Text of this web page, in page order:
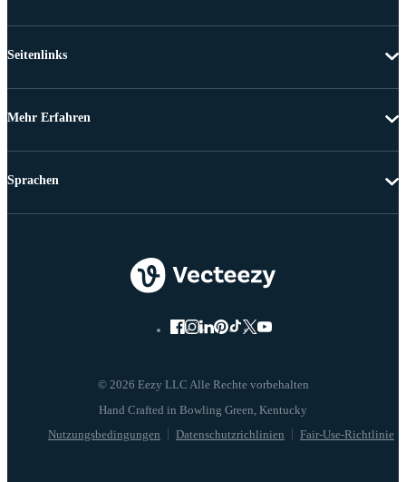
Seitenlinks
Mehr Erfahren
© 2026 Eezy LLC Alle Rechte vorbehalten
Nutzungsbedingungen Datenschutzrichlinien Fair-Use-Richtlinie
Sprachen